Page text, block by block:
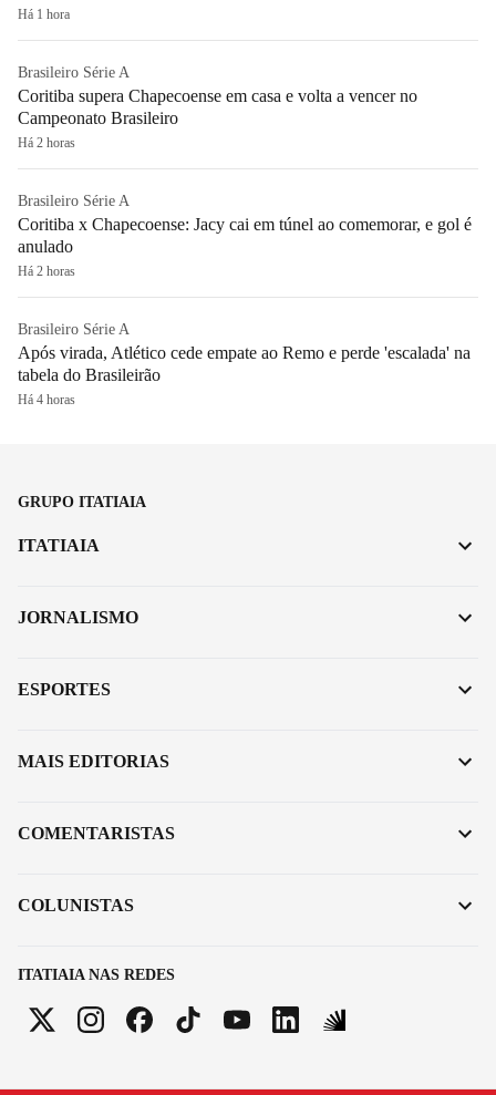
Há 1 hora
Brasileiro Série A
Coritiba supera Chapecoense em casa e volta a vencer no
Campeonato Brasileiro
Há 2 horas
Brasileiro Série A
Coritiba x Chapecoense: Jacy cai em túnel ao comemorar, e gol é
anulado
Há 2 horas
Brasileiro Série A
Após virada, Atlético cede empate ao Remo e perde 'escalada' na
tabela do Brasileirão
Há 4 horas
GRUPO ITATIAIA
ITATIAIA NAS REDES
ITATIAIA
JORNALISMO
ESPORTES
MAIS EDITORIAS
COMENTARISTAS
COLUNISTAS